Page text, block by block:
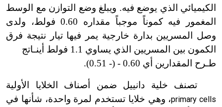
الكيميائي الذي يوضع فيه. ويبلغ وضع التوازن مع الوسط
المغمور فيه كموناً موجباً مقداره 0.60 فولط، ولدى
وصل المسريين بدارة خارجية يمر فيها تيار نتيجة فرق
الكمون بين المسريين الذي يساوي 1.1 فولط أي
نـاتج
طـرح المقدارين أي 0.60 - (- 0.51).
تصنف خلية دانييل ضمن أصناف الخلايا الأولية
primary cells، وهي خلايا تستخدم لمرة واحدة، شأنها في